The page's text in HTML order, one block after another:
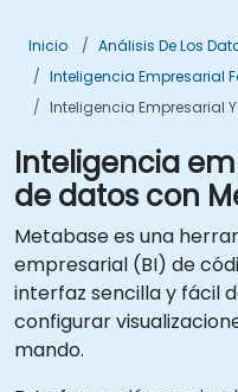
Inicio
Análisis De Los
Inteligencia Empresarial
Inteligencia Empresarial
Inteligencia
de datos con
Metabase es una
empresarial (BI) de
interfaz sencilla y fácil
configurar
mando.